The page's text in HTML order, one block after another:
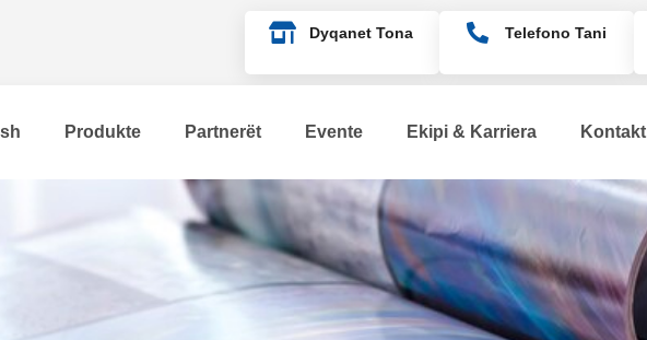
Dyqanet Tona Telefono Tani
Produkte Partnerët Evente Ekipi & Karriera Kontakt